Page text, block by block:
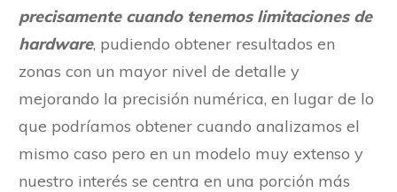
precisamente cuando tenemos limitaciones de
hardware, pudiendo obtener resultados en
zonas con un mayor nivel de detalle y
mejorando la precisión numérica, en lugar de lo
que podríamos obtener cuando analizamos el
mismo caso pero en un modelo muy extenso y
nuestro interés se centra en una porción más